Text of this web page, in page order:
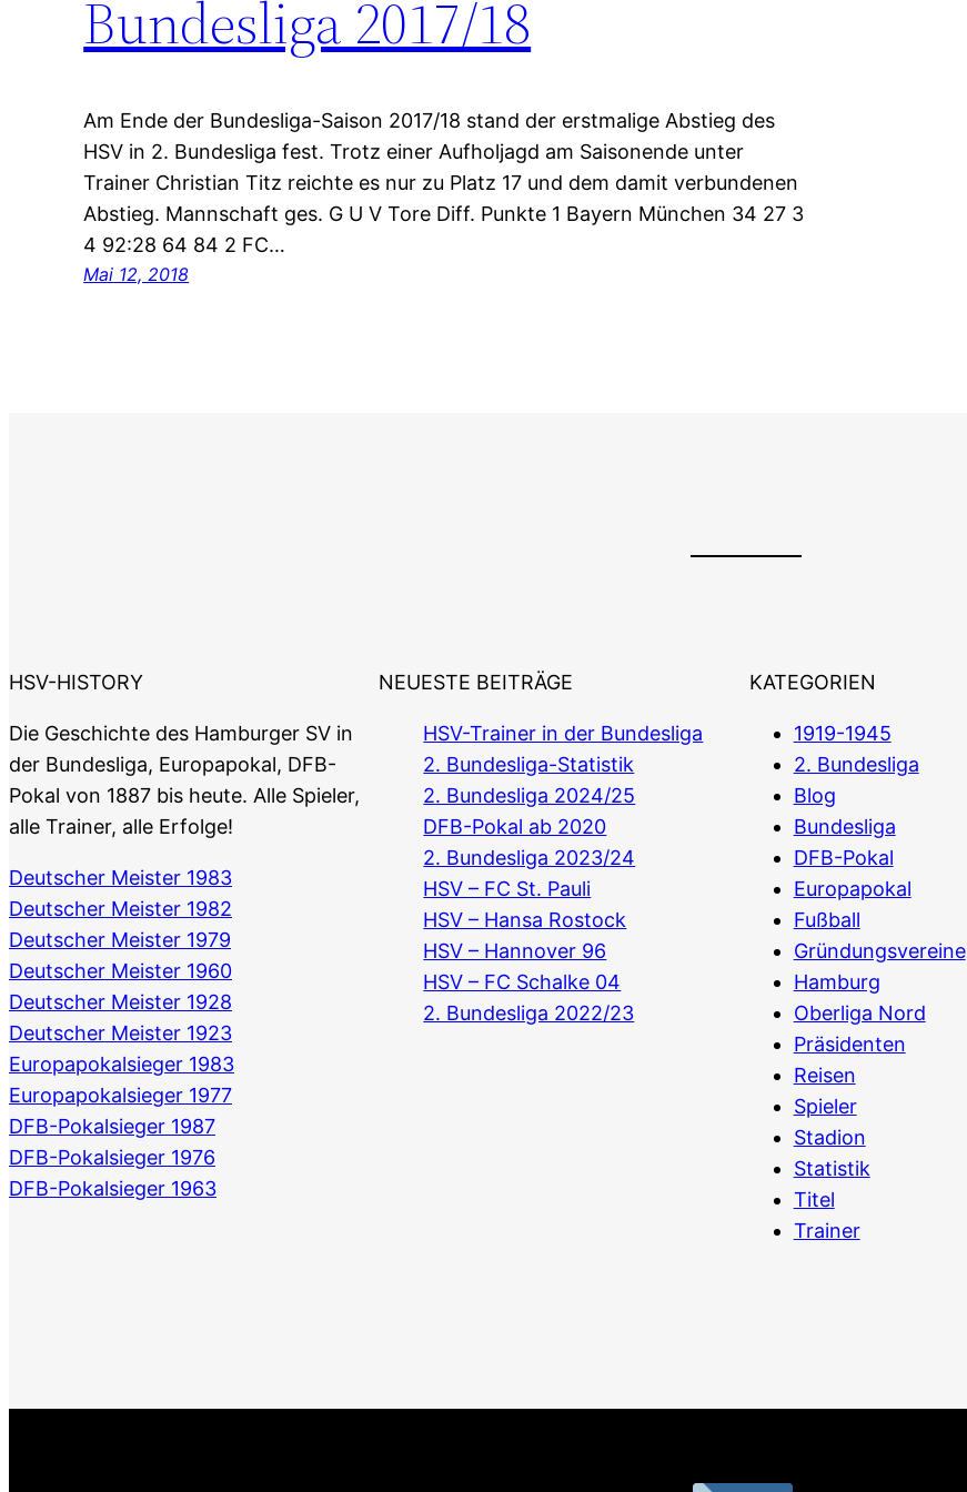
Bundesliga 2017/18
Am Ende der Bundesliga-Saison 2017/18 stand der erstmalige Abstieg des
HSV in 2. Bundesliga fest. Trotz einer Aufholjagd am Saisonende unter
Trainer Christian Titz reichte es nur zu Platz 17 und dem damit verbundenen
Abstieg. Mannschaft ges. G U V Tore Diff. Punkte 1 Bayern München 34 27 3
4 92:28 64 84 2 FC…
Mai 12, 2018
HSV-HISTORY
Die Geschichte des Hamburger SV in
der Bundesliga, Europapokal, DFB-
Pokal von 1887 bis heute. Alle Spieler,
alle Trainer, alle Erfolge!
Deutscher Meister 1983
Deutscher Meister 1982
Deutscher Meister 1979
Deutscher Meister 1960
Deutscher Meister 1928
Deutscher Meister 1923
Europapokalsieger 1983
Europapokalsieger 1977
DFB-Pokalsieger 1987
DFB-Pokalsieger 1976
DFB-Pokalsieger 1963
NEUESTE BEITRÄGE
HSV-Trainer in der Bundesliga
2. Bundesliga-Statistik
2. Bundesliga 2024/25
DFB-Pokal ab 2020
2. Bundesliga 2023/24
HSV – FC St. Pauli
HSV – Hansa Rostock
HSV – Hannover 96
HSV – FC Schalke 04
2. Bundesliga 2022/23
KATEGORIEN
1919-1945
2. Bundesliga
Blog
Bundesliga
DFB-Pokal
Europapokal
Fußball
Gründungsvereine
Hamburg
Oberliga Nord
Präsidenten
Reisen
Spieler
Stadion
Statistik
Titel
Trainer